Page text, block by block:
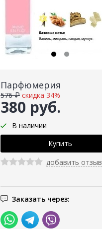
Парфюмерия
380 руб.
576 ₽ скидка 34%
В наличии
добавить отзыв
Заказать через: